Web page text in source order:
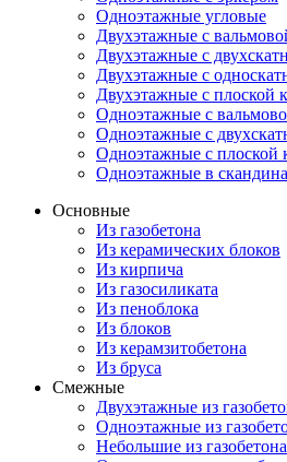
Одноэтажные угловые
Двухэтажные с
Двухэтажные с
Двухэтажные с
Двухэтажные с плоской
Одноэтажные с
Одноэтажные с
Одноэтажные с плоской
Одноэтажные в
Основные
Из газобетона
Из керамических блоков
Из кирпича
Из газосиликата
Из пеноблока
Из блоков
Из керамзитобетона
Из бруса
Смежные
Двухэтажные из
Одноэтажные из
Небольшие из газобетона